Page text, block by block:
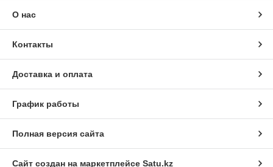
О нас
Контакты
Доставка и оплата
График работы
Полная версия сайта
Сайт создан на маркетплейсе Satu.kz